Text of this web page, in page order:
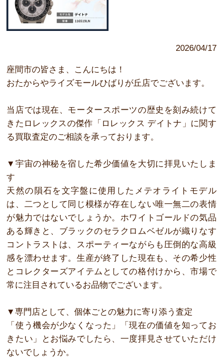
2026/04/17
座間市の皆さま、こんにちは！
おたからやライズモールひばりが丘店でございます。
当店では現在、モータースポーツの歴史を刻み続けて
きたロレックスの傑作「ロレックス デイトナ」に関す
る買取査定のご相談を承っております。
▼宇宙の神秘を宿した希少価値を大切に拝見いたしま
す
天然の隕石を文字盤に使用したメテオライトモデル
は、二つとして同じ模様が存在しない唯一無二の表情
が魅力ではないでしょうか。ホワイトゴールドの気品
ある輝きと、ブラックのセラクロムベゼルが織りなす
コントラストは、スポーティーながらも圧倒的な高級
感を漂わせます。生産が終了した現在も、その希少性
とコレクターズアイテムとしての格付けから、市場で
常に注目されているお品物でございます。
▼専門店として、個体ごとの魅力に寄り添う査定
「使う機会が少なくなった」「現在の価値を知ってお
きたい」とお悩みでしたら、一度拝見させていただけ
ないでしょうか。